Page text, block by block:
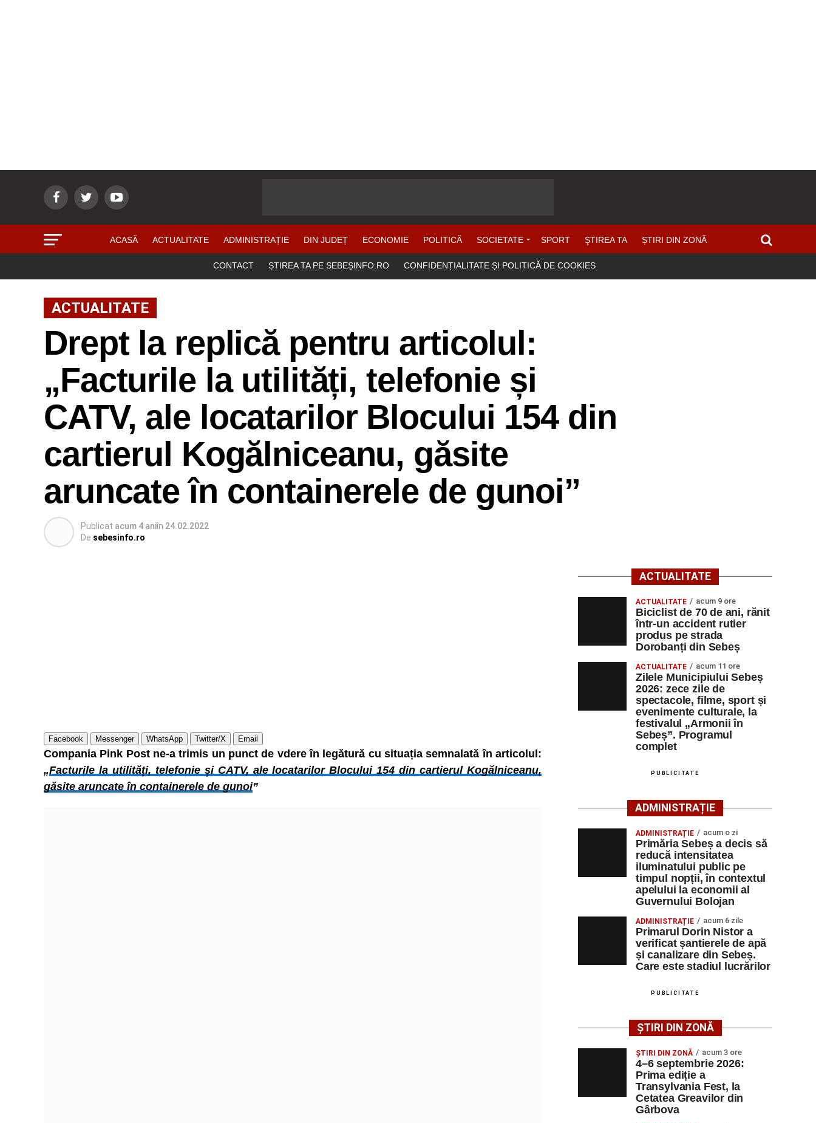
ACASĂ ACTUALITATE ADMINISTRAȚIE DIN JUDEȚ ECONOMIE POLITICĂ SOCIETATE SPORT ŞTIREA TA ȘTIRI DIN ZONĂ
CONTACT ȘTIREA TA PE SEBEȘINFO.RO CONFIDENȚIALITATE ȘI POLITICĂ DE COOKIES
ACTUALITATE
Drept la replică pentru articolul:
„Facturile la utilități, telefonie și
CATV, ale locatarilor Blocului 154 din
cartierul Kogălniceanu, găsite
aruncate în containerele de gunoi”
Publicat acum 4 aniîn 24.02.2022
De sebesinfo.ro
Facebook Messenger WhatsApp Twitter/X Email
Compania Pink Post ne-a trimis un punct de vdere în legătură cu situația semnalată în articolul:
„Facturile la utilități, telefonie și CATV, ale locatarilor Blocului 154 din cartierul Kogălniceanu,
găsite aruncate în containerele de gunoi”
ACTUALITATE
ACTUALITATE acum 9 ore
Biciclist de 70 de ani, rănit
într-un accident rutier
produs pe strada
Dorobanți din Sebeș
ACTUALITATE acum 11 ore
Zilele Municipiului Sebeș
2026: zece zile de
spectacole, filme, sport și
evenimente culturale, la
festivalul „Armonii în
Sebeș”. Programul
complet
PUBLICITATE
ADMINISTRAȚIE
ADMINISTRAȚIE acum o zi
Primăria Sebeș a decis să
reducă intensitatea
iluminatului public pe
timpul nopții, în contextul
apelului la economii al
Guvernului Bolojan
ADMINISTRAȚIE acum 6 zile
Primarul Dorin Nistor a
verificat șantierele de apă
și canalizare din Sebeș.
Care este stadiul lucrărilor
PUBLICITATE
ȘTIRI DIN ZONĂ
ȘTIRI DIN ZONĂ acum 3 ore
4–6 septembrie 2026:
Prima ediție a
Transylvania Fest, la
Cetatea Greavilor din
Gârbova